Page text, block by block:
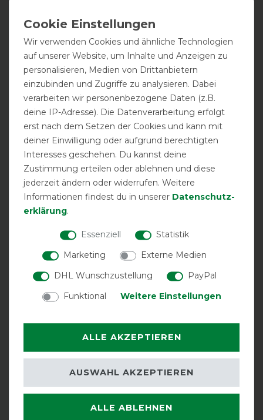
Kreuzgurte
Doppelter
Wir verwenden Cookies und ähnliche Technologien
auf unserer Website, um Inhalte und Anzeigen zu
personalisieren, Medien von Drittanbietern
einzubinden und Zugriffe zu analysieren. Dabei
verarbeiten wir personenbezogene Daten (z.B.
deine IP-Adresse). Die Datenverarbeitung erfolgt
erst nach dem Setzen der Cookies und kann mit
deiner Einwilligung oder aufgrund berechtigten
Interesses geschehen. Du kannst deine
Zustimmung erteilen oder ablehnen und diese
jederzeit ändern oder widerrufen. Weitere
Informationen findest du in unserer Daten­schutz­
erklärung.
Essenziell
Statistik
Marketing
Externe Medien
DHL Wunschzustellung
PayPal
Funktional
Weitere Einstellungen
ALLE AKZEPTIEREN
ALLE ABLEHNEN
AUSWAHL AKZEPTIEREN